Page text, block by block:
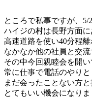
ところで私事ですが、5/
ハイジの村は長野方面
高速道路を使い40分程
なかなか他の社員と交
その中今回親睦会を開
常に仕事で電話のやり
まだ会ったことない方
とてもいい機会になりま